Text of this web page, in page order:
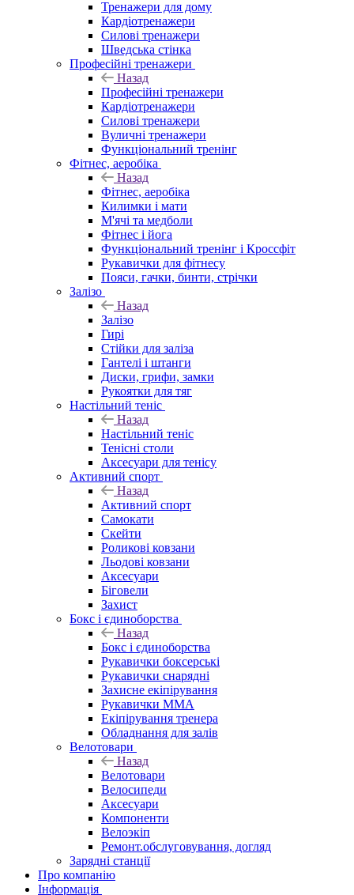
Тренажери для дому
Кардіотренажери
Силові тренажери
Шведська стінка
Професійні тренажери
Назад
Професійні тренажери
Кардіотренажери
Силові тренажери
Вуличні тренажери
Функціональний тренінг
Фітнес, аеробіка
Назад
Фітнес, аеробіка
Килимки і мати
М'ячі та медболи
Фітнес і йога
Функціональний тренінг і Кроссфіт
Рукавички для фітнесу
Пояси, гачки, бинти, стрічки
Залізо
Назад
Залізо
Гирі
Стійки для заліза
Гантелі і штанги
Диски, грифи, замки
Рукоятки для тяг
Настільний теніс
Назад
Настільний теніс
Тенісні столи
Аксесуари для тенісу
Активний спорт
Назад
Активний спорт
Самокати
Скейти
Роликові ковзани
Льодові ковзани
Аксесуари
Біговели
Захист
Бокс і єдиноборства
Назад
Бокс і єдиноборства
Рукавички боксерські
Рукавички снарядні
Захисне екіпірування
Рукавички ММА
Екіпірування тренера
Обладнання для залів
Велотовари
Назад
Велотовари
Велосипеди
Аксесуари
Компоненти
Велоэкіп
Ремонт.обслуговування, догляд
Зарядні станції
Про компанію
Інформація